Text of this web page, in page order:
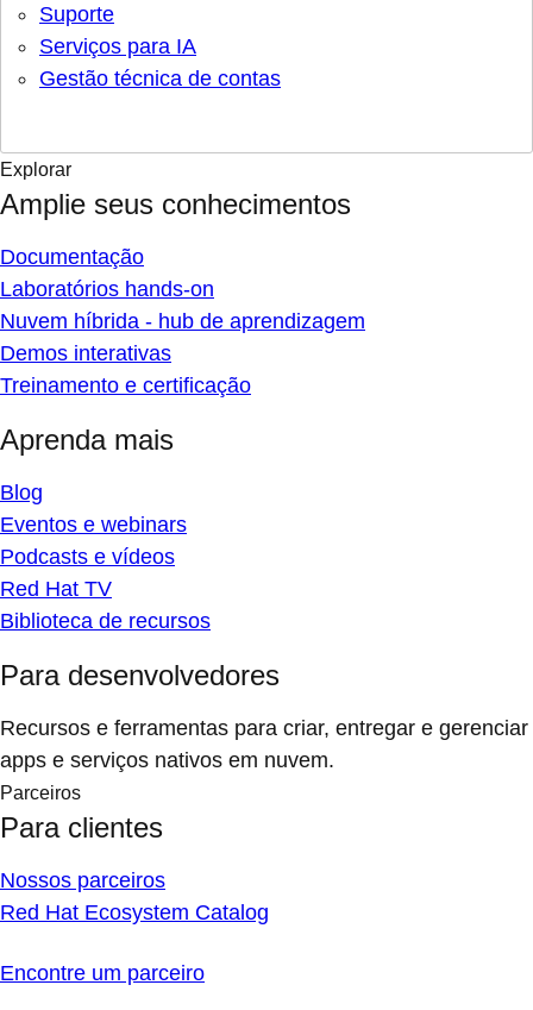
Suporte
Serviços para IA
Gestão técnica de contas
Explorar
Amplie seus conhecimentos
Documentação
Laboratórios hands-on
Nuvem híbrida - hub de aprendizagem
Demos interativas
Treinamento e certificação
Aprenda mais
Blog
Eventos e webinars
Podcasts e vídeos
Red Hat TV
Biblioteca de recursos
Para desenvolvedores
Recursos e ferramentas para criar, entregar e gerenciar
apps e serviços nativos em nuvem.
Parceiros
Para clientes
Nossos parceiros
Red Hat Ecosystem Catalog
Encontre um parceiro